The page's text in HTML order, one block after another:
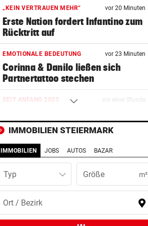
„KEIN VERTRAUEN MEHR“ vor 20 Minuten
Erste Nation fordert Infantino zum
Rücktritt auf
EMOTIONALE BEDEUTUNG vor 23 Minuten
Corinna & Danilo ließen sich
Partnertattoo stechen
SEIT ANFANG 2023 vor einer Stunde
Stand geklettert
AUSSAGE ÜBER KINDER
Steirische ÖVP-Chefin kritisiert
den Bundeskanzler
„WERMUTSTROPFEN“ vor einer Stunde
Verletzter Salzburg-Kicker: Die
Diagnose ist da!
IMMOBILIEN STEIERMARK
IMMOBILIEN JOBS AUTOS BAZAR
Typ m²